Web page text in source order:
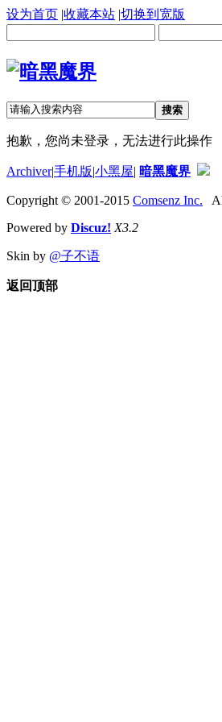
设为首页 |收藏本站 |切换到宽版
搜索
抱歉，您尚未登录，无法进行此操作
Archiver|手机版|小黑屋| 暗黑魔界
Copyright © 2001-2015 Comsenz Inc.
Powered by Discuz! X3.2
Skin by @子不语
返回顶部